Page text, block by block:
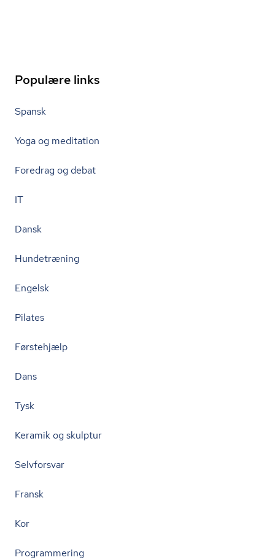
Populære links
Spansk
Yoga og meditation
Foredrag og debat
IT
Dansk
Hundetræning
Engelsk
Pilates
Førstehjælp
Dans
Tysk
Keramik og skulptur
Selvforsvar
Fransk
Kor
Programmering